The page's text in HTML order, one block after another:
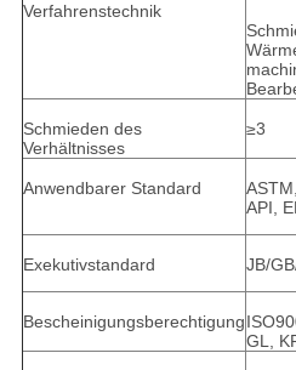
Verfahrenstechnik
Schmieden des
Verhältnisses
≥3
Anwendbarer Standard
API,
Exekutivstandard JB/
Bescheinigungsberechtigung
GL,